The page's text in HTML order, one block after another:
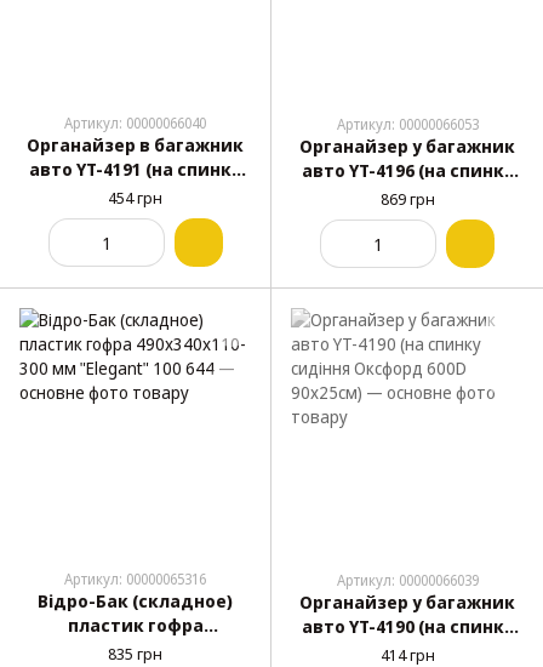
Артикул: 00000066040
Органайзер в багажник
авто YT-4191 (на спинку
сидіння, шкіряний)
454 грн
Артикул: 00000066053
Органайзер у багажник
авто YT-4196 (на спинку
сидіння, Оксфорд 600D)
869 грн
Артикул: 00000065316
Відро-Бак (складное)
пластик гофра
490х340х110-300 мм
835 грн
Артикул: 00000066039
Органайзер у багажник
авто YT-4190 (на спинку
сидіння Оксфорд 600D
414 грн